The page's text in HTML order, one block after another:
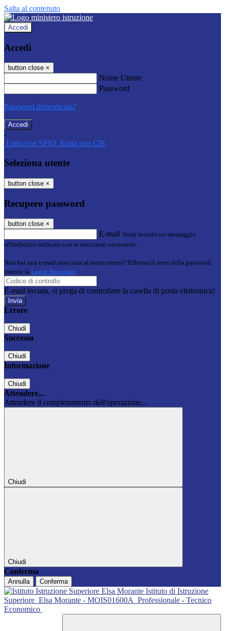
Salta al contenuto
Accedi
Accedi
button close ×
Nome Utente
Password
Password dimenticata?
-
Entra con SPID Entra con CIE
Seleziona utente
button close ×
Recupero password
button close ×
E-mail Verrà inviato un messaggio
all'indirizzo indicato con le istruzioni necessarie.
Non hai una e-mail associata al nome utente? Effettua il reset della password
tramite la Login Spaggiari
E-mail inviata, si prega di controllare la casella di posta elettronica!
Errore
Chiudi
Successo
Chiudi
Informazione
Chiudi
Attendere...
Attendere il completamento dell'operazione...
Chiudi
Chiudi
Conferma
Annulla Conferma
Istituto di Istruzione
Superiore Elsa Morante - MOIS01600A Professionale - Tecnico
Economico